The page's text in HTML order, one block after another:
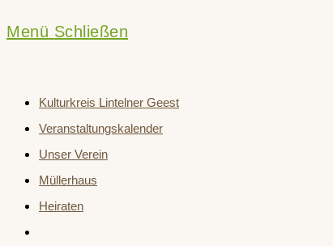
search
panel.
Menü Schließen
Kulturkreis Lintelner Geest
Veranstaltungskalender
Unser Verein
Müllerhaus
Heiraten